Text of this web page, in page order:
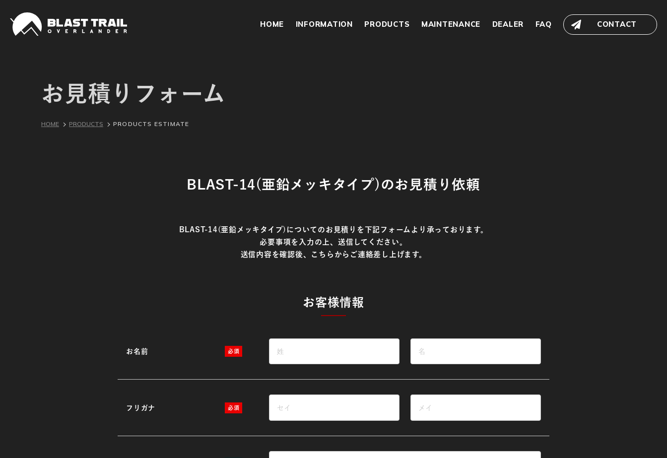
HOME INFORMATION PRODUCTS MAINTENANCE DEALER FAQ CONTACT
お見積りフォーム
HOME PRODUCTS PRODUCTS ESTIMATE
BLAST-14(亜鉛メッキタイプ)のお見積り依頼
BLAST-14(亜鉛メッキタイプ)についてのお見積りを下記フォームより承っております。
必要事項を入力の上、送信してください。
送信内容を確認後、こちらからご連絡差し上げます。
お客様情報
お名前
フリガナ